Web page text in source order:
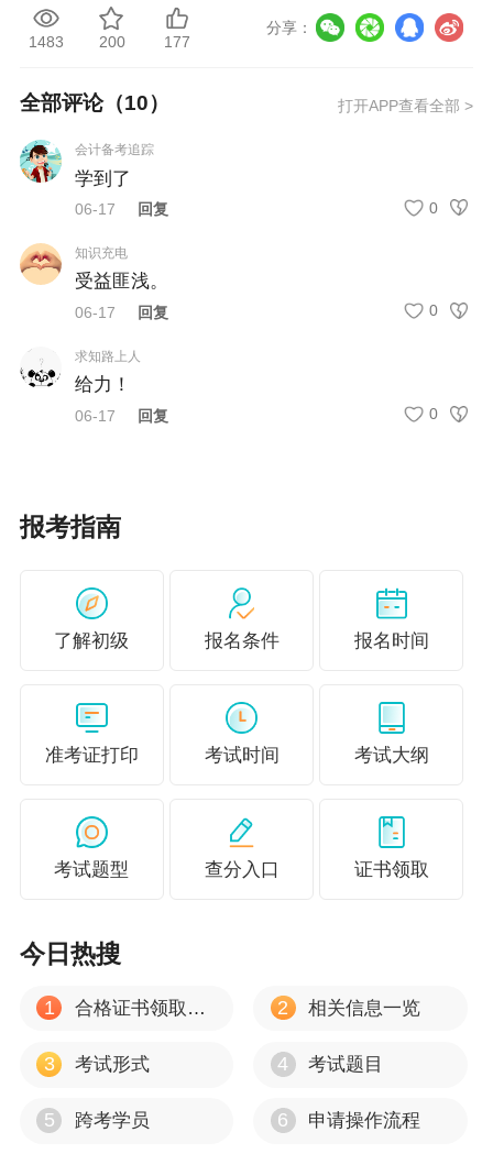
现在：预估分告诉你差距在哪，知识点追踪告诉你
该往哪使劲。把每一分钟都花在刀刃上，备考效率
从做题到诊断，从诊断到提升，正保题库会员用“预估分
+知识点追踪”构建起完整的学习闭环。告别凭感觉备考，
让数据为你的通关之路精准导航！
1483 200 177
分享：
全部评论（10） 打开APP查看全部 >
会计备考追踪
学到了
06-17 回复 0
知识充电
受益匪浅。
06-17 回复 0
求知路上人
给力！
06-17 回复 0
报考指南
了解初级 报名条件 报名时间
准考证打印 考试时间 考试大纲
考试题型 查分入口 证书领取
今日热搜
1 合格证书领取时间 2 相关信息一览
3 考试形式 4 考试题目
5 跨考学员 6 申请操作流程